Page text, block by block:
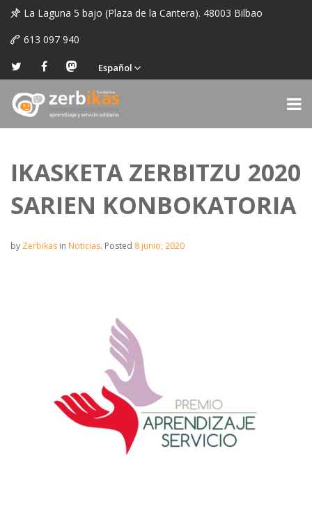
La Laguna 5 bajo (Plaza de la Cantera). 48003 Bilbao
613 097 940
Español
IKASKETA ZERBITZU 2020
SARIEN KONBOKATORIA
by Zerbikas in Noticias. Posted 8 junio, 2020